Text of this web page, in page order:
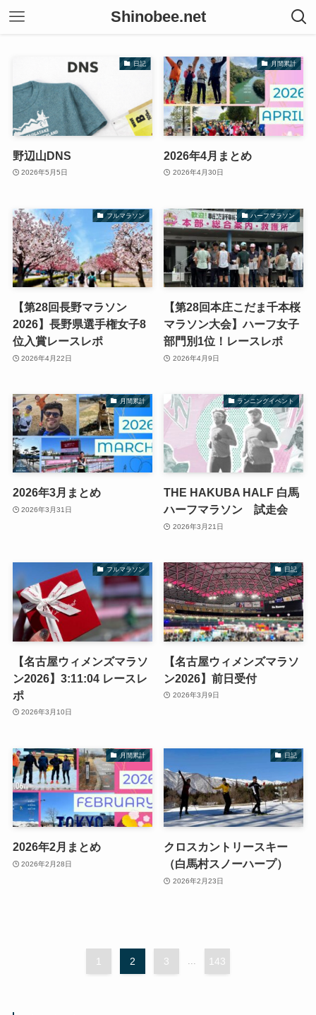
Shinobee.net
日記
野辺山DNS
2026年5月5日
月間累計
2026年4月まとめ
2026年4月30日
フルマラソン
【第28回長野マラソン
2026】長野県選手権女子8
位入賞レースレポ
2026年4月22日
ハーフマラソン
【第28回本庄こだま千本桜
マラソン大会】ハーフ女子
部門別1位！レースレポ
2026年4月9日
月間累計
2026年3月まとめ
2026年3月31日
ランニングイベント
THE HAKUBA HALF 白馬
ハーフマラソン 試走会
2026年3月21日
フルマラソン
【名古屋ウィメンズマラソ
ン2026】3:11:04 レースレ
ポ
2026年3月10日
日記
【名古屋ウィメンズマラソ
ン2026】前日受付
2026年3月9日
月間累計
2026年2月まとめ
2026年2月28日
日記
クロスカントリースキー
（白馬村スノーハープ）
2026年2月23日
1 2 3 143